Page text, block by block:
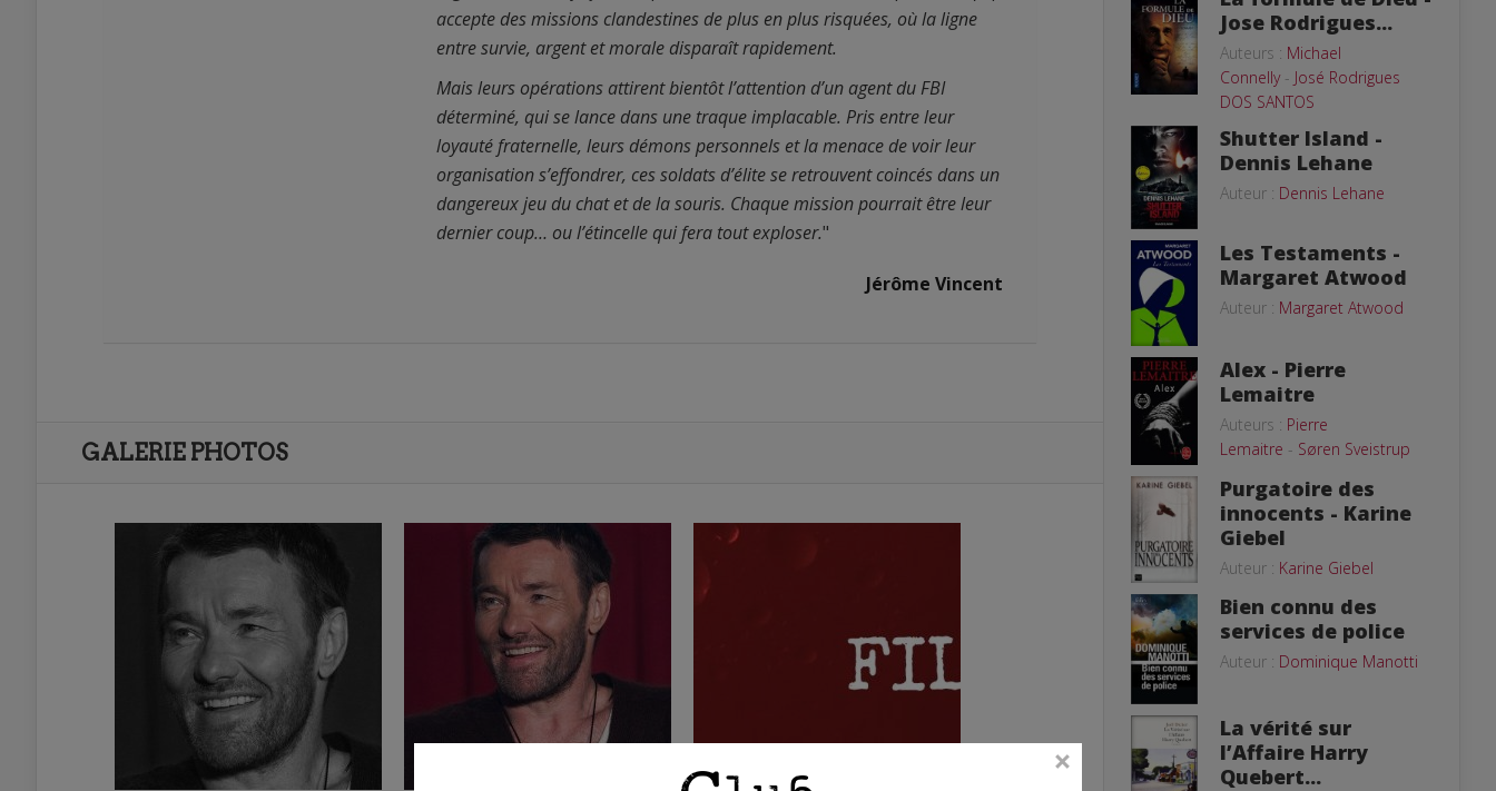
accepte des missions clandestines de plus en plus risquées, où la ligne
entre survie, argent et morale disparaît rapidement.
Mais leurs opérations attirent bientôt l’attention d’un agent du FBI
déterminé, qui se lance dans une traque implacable. Pris entre leur
loyauté fraternelle, leurs démons personnels et la menace de voir leur
organisation s’effondrer, ces soldats d’élite se retrouvent coincés dans un
dangereux jeu du chat et de la souris. Chaque mission pourrait être leur
dernier coup… ou l’étincelle qui fera tout exploser."
Jérôme Vincent
GALERIE PHOTOS
Jose Rodrigues...
Auteurs : Michael
Connelly- José Rodrigues
DOS SANTOS
Shutter Island -
Dennis Lehane
Auteur : Dennis Lehane
Les Testaments -
Margaret Atwood
Auteur : Margaret Atwood
Alex - Pierre
Lemaitre
Auteurs : Pierre
Lemaitre - Søren Sveistrup
Purgatoire des
innocents - Karine
Giebel
Auteur : Karine Giebel
Bien connu des
services de police
Auteur : Dominique Manotti
La vérité sur
l’Affaire Harry
Quebert...